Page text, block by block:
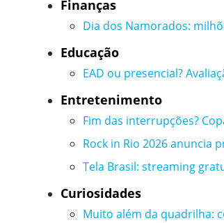
Finanças
Dia dos Namorados:
Educação
EAD ou presencial?
Entretenimento
Fim das interrupções?
Rock in Rio 2026 anuncia
Tela Brasil: streaming
Curiosidades
Muito além da quadrilha: